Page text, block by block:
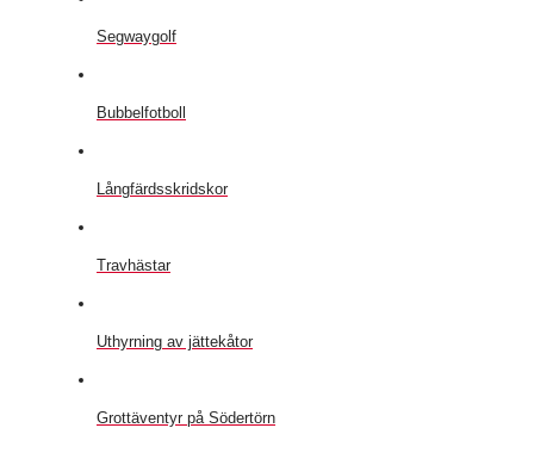
Segwaygolf
Bubbelfotboll
Långfärdsskridskor
Travhästar
Uthyrning av jättekåtor
Grottäventyr på Södertörn